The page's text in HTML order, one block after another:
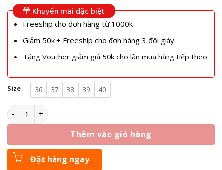
Khuyến mãi đặc biệt
Freeship cho đơn hàng từ 1000k
Giảm 50k + Freeship cho đơn hàng 3 đôi giày
Tặng Voucher giảm giá 50k cho lần mua hàng tiếp theo
Size 36 37 38 39 40
Dép Clog Unisex Crocs Classic Loopy Pink số lượng
Thêm vào giỏ hàng
Đặt hàng ngay